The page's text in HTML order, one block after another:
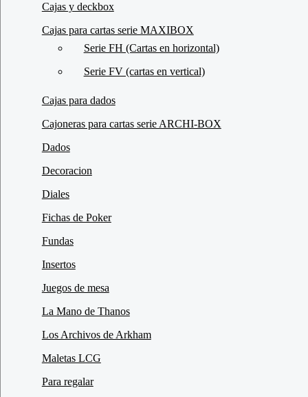
Cajas y deckbox
Cajas para cartas serie MAXIBOX
Serie FH (Cartas en horizontal)
Serie FV (cartas en vertical)
Cajas para dados
Cajoneras para cartas serie ARCHI-BOX
Dados
Decoracion
Diales
Fichas de Poker
Fundas
Insertos
Juegos de mesa
La Mano de Thanos
Los Archivos de Arkham
Maletas LCG
Para regalar